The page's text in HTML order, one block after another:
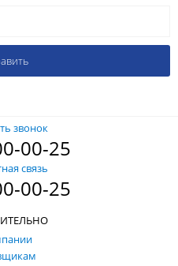
звонок
00-25
связь
00-25